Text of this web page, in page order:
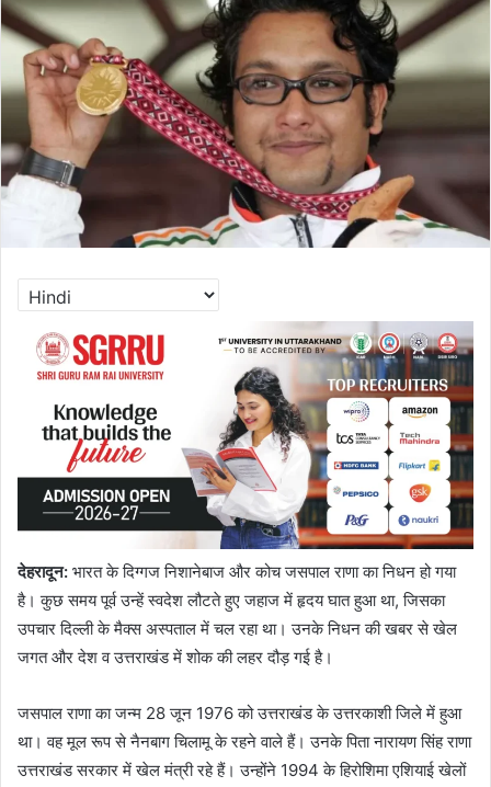
देहरादून: भारत के दिग्गज निशानेबाज और कोच जसपाल राणा का निधन हो गया
है। कुछ समय पूर्व उन्हें स्वदेश लौटते हुए जहाज में हृदय घात हुआ था, जिसका
उपचार दिल्ली के मैक्स अस्पताल में चल रहा था। उनके निधन की खबर से खेल
जगत और देश व उत्तराखंड में शोक की लहर दौड़ गई है।
जसपाल राणा का जन्म 28 जून 1976 को उत्तराखंड के उत्तरकाशी जिले में हुआ
था। वह मूल रूप से नैनबाग चिलामू के रहने वाले हैं। उनके पिता नारायण सिंह राणा
उत्तराखंड सरकार में खेल मंत्री रहे हैं। उन्होंने 1994 के हिरोशिमा एशियाई खेलों